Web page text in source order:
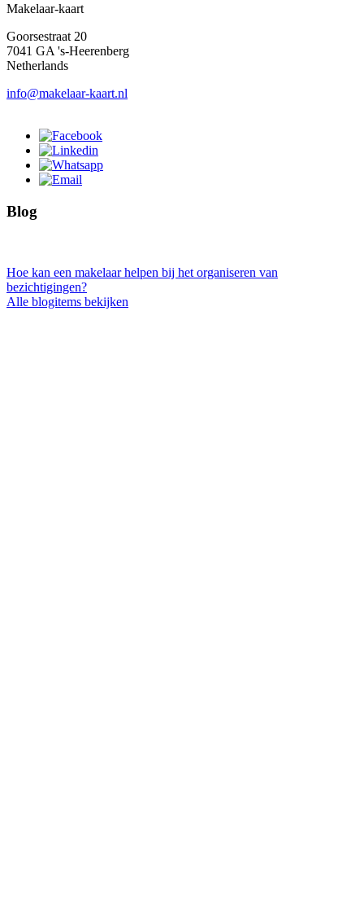
Makelaar-kaart
Goorsestraat 20
7041 GA 's-Heerenberg
Netherlands
info@makelaar-kaart.nl
Blog
Hoe kan een makelaar helpen bij het organiseren van
bezichtigingen?
Alle blogitems bekijken